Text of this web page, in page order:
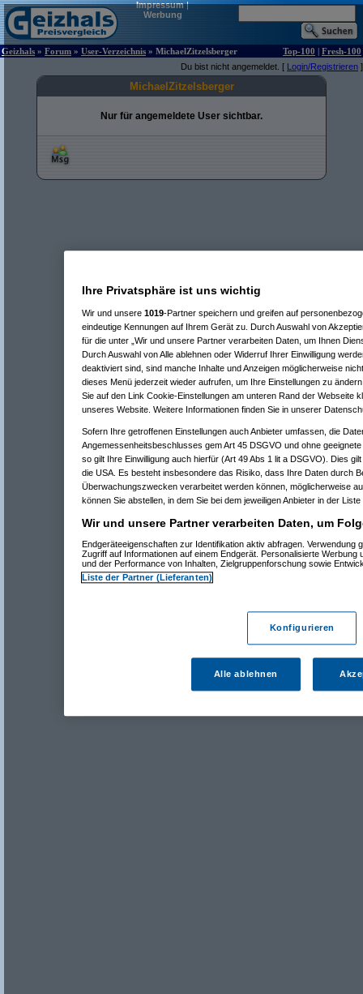
Impressum|
Werbung
Geizhals » Forum » User-Verzeichnis » MichaelZitzelsberger Top-100 | Fresh-100
Du bist nicht angemeldet. [ Login/Registrieren ]
MichaelZitzelsberger
Nur für angemeldete User sichtbar.
Ihre Privatsphäre ist uns wichtig
Wir und unsere 1019-Partner speichern und greifen auf
eindeutige Kennungen auf Ihrem Gerät zu. Durch Auswahl von
für die unter „Wir und unsere Partner verarbeiten Daten, um Ihnen
Durch Auswahl von Alle ablehnen oder Widerruf Ihrer Einwilligung
deaktiviert sind, sind manche Inhalte und Anzeigen möglicherweise
dieses Menü jederzeit wieder aufrufen, um Ihre Einstellungen zu
Sie auf den Link Cookie-Einstellungen am unteren Rand der Webseite
unseres Website. Weitere Informationen finden Sie in unserer
Sofern Ihre getroffenen Einstellungen auch Anbieter umfassen, die
Angemessenheitsbeschlusses gem Art 45 DSGVO und ohne
so gilt Ihre Einwilligung auch hierfür (Art 49 Abs 1 lit a DSGVO). Dies
die USA. Es besteht insbesondere das Risiko, dass Ihre Daten durch
Überwachungszwecken verarbeitet werden können, möglicherweise
können Sie abstellen, in dem Sie bei dem jeweiligen Anbieter in der
Wir und unsere Partner verarbeiten Daten, um
Endgeräteeigenschaften zur Identifikation aktiv abfragen. Verwendung
Zugriff auf Informationen auf einem Endgerät. Personalisierte Werbung
und der Performance von Inhalten, Zielgruppenforschung sowie
Liste der Partner (Lieferanten)
Konfigurieren
Alle ablehnen